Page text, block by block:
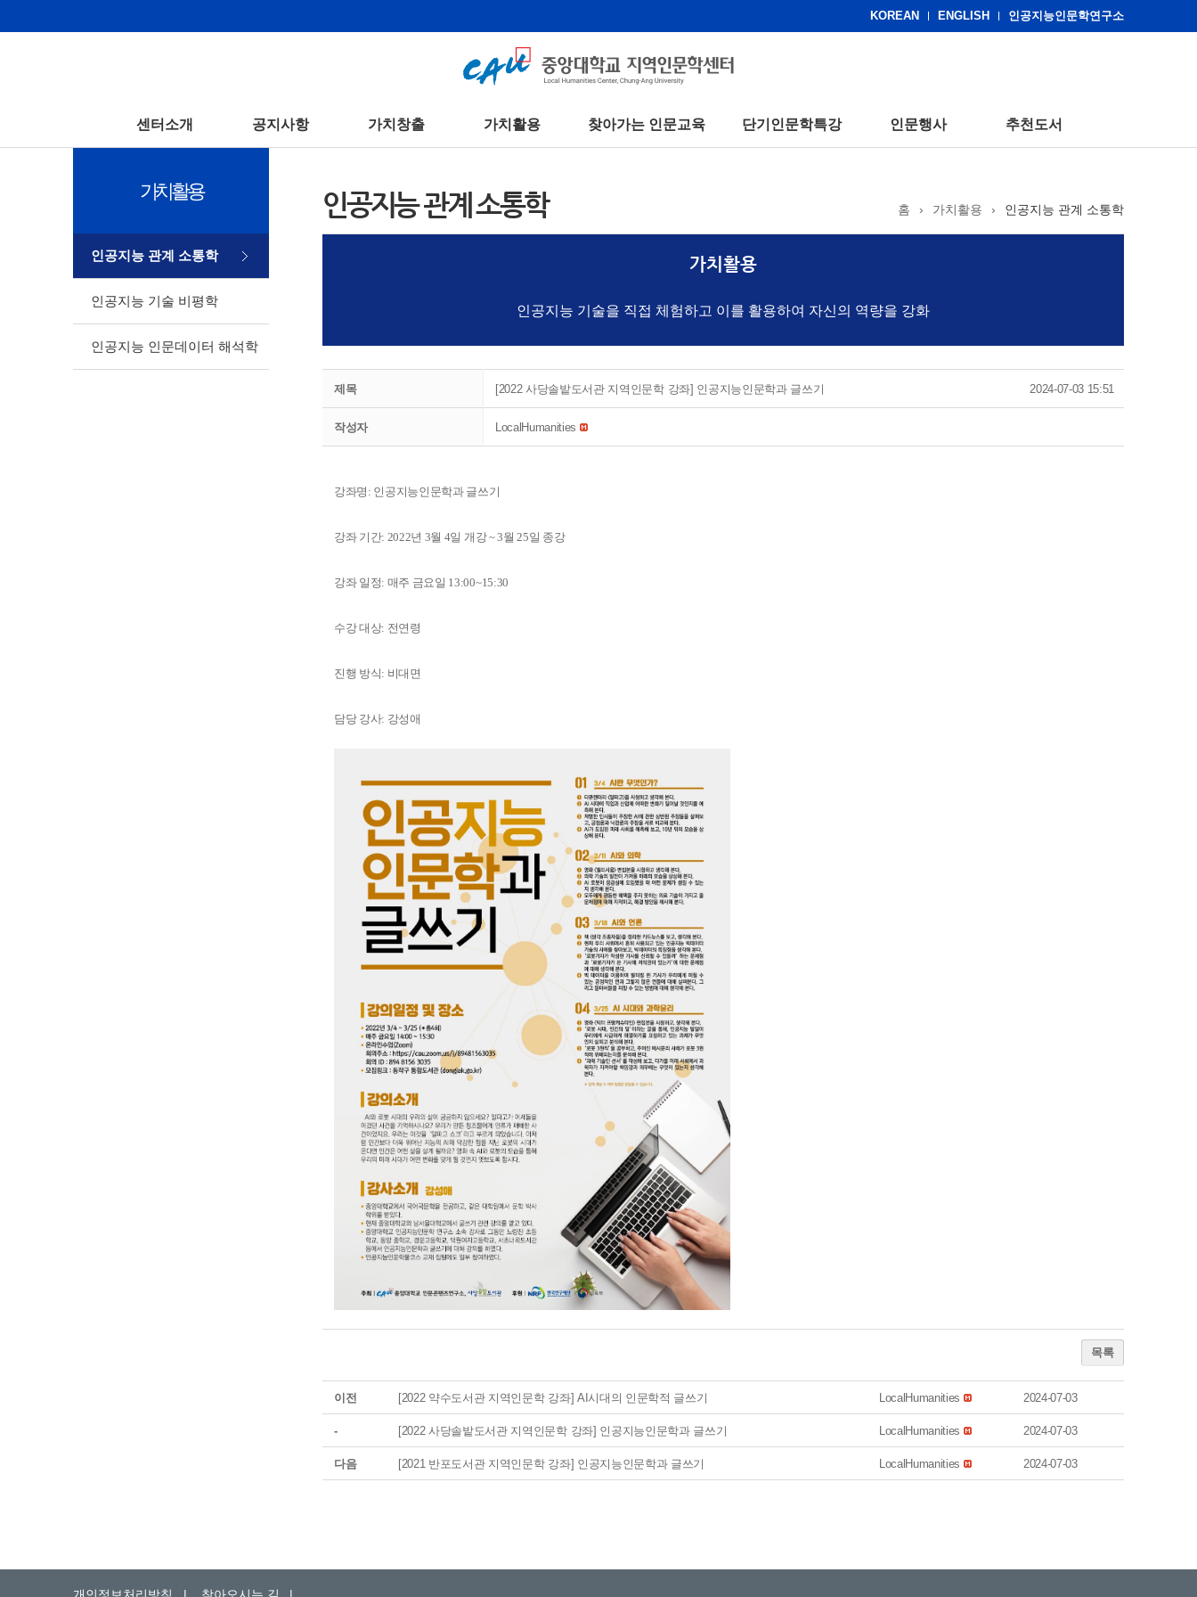
KOREAN ENGLISH 인공지능인문학연구소
센터소개 공지사항 가치창출 가치활용 찾아가는 인문교육 단기인문학특강 인문행사 추천도서
가치활용
인공지능 관계 소통학
인공지능 기술 비평학
인공지능 인문데이터 해석학
홈 › 가치활용 › 인공지능 관계 소통학
인공지능 관계 소통학
가치활용
인공지능 기술을 직접 체험하고 이를 활용하여 자신의 역량을 강화
제목 [2022 사당솔밭도서관 지역인문학 강좌] 인공지능인문학과 글쓰기 2024-07-03 15:51
작성자 LocalHumanities
강좌명: 인공지능인문학과 글쓰기
강좌 기간: 2022년 3월 4일 개강 ~ 3월 25일 종강
강좌 일정: 매주 금요일 13:00~15:30
수강 대상: 전연령
진행 방식: 비대면
담당 강사: 강성애
목록
이전 [2022 약수도서관 지역인문학 강좌] AI시대의 인문학적 글쓰기 LocalHumanities 2024-07-03
- [2022 사당솔밭도서관 지역인문학 강좌] 인공지능인문학과 글쓰기 LocalHumanities 2024-07-03
다음 [2021 반포도서관 지역인문학 강좌] 인공지능인문학과 글쓰기 LocalHumanities 2024-07-03